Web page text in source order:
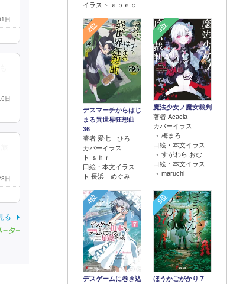
日
日
日
る
イラスト ａｂｅｃ
2位
デスマーチからはじ
まる異世界狂想曲
36
著者 愛七 ひろ
カバーイラス
ト ｓｈｒｉ
口絵・本文イラス
ト 長浜 めぐみ
3位
魔法少女ノ魔女裁判
著者 Acacia
カバーイラス
ト 梅まろ
口絵・本文イラス
ト すがわら おむ
口絵・本文イラス
ト maruchi
4位
デスゲームに巻き込
5位
ほうかごがかり７